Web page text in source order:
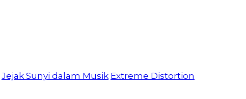
Jejak Sunyi dalam Musik Extreme Distortion